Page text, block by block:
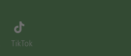
TikTok